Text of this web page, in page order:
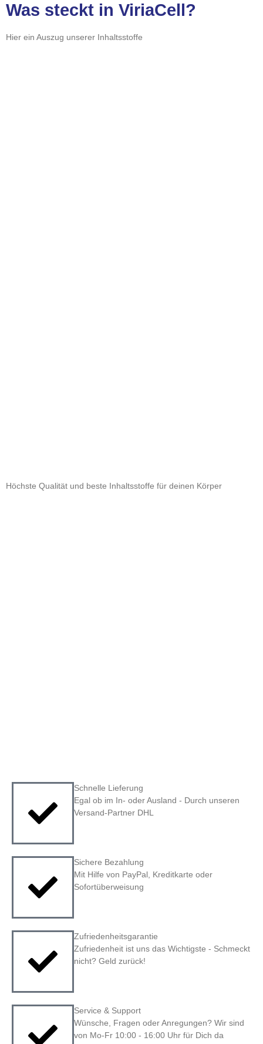
Was steckt in ViriaCell?
Hier ein Auszug unserer Inhaltsstoffe
Höchste Qualität und beste Inhaltsstoffe für deinen Körper
Schnelle Lieferung
Egal ob im In- oder Ausland - Durch unseren
Versand-Partner DHL
Sichere Bezahlung
Mit Hilfe von PayPal, Kreditkarte oder
Sofortüberweisung
Zufriedenheitsgarantie
Zufriedenheit ist uns das Wichtigste - Schmeckt
nicht? Geld zurück!
Service & Support
Wünsche, Fragen oder Anregungen? Wir sind
von Mo-Fr 10:00 - 16:00 Uhr für Dich da